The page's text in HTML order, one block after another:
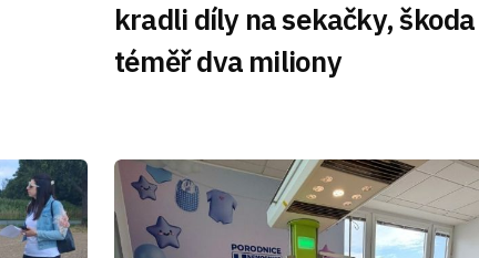
kradli díly na sekačky,
téměř dva miliony